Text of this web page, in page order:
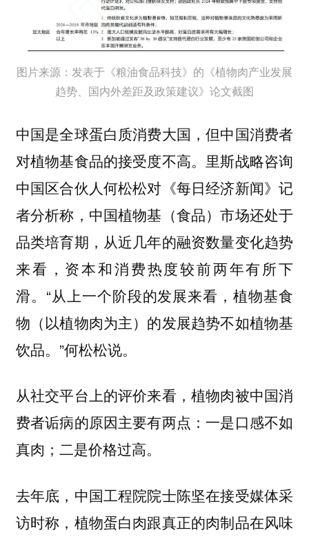
图片来源：发表于《粮油食品科技》的《植物肉产业发展
趋势、国内外差距及政策建议》论文截图
中国是全球蛋白质消费大国，但中国消费者
对植物基食品的接受度不高。里斯战略咨询
中国区合伙人何松松对《每日经济新闻》记
者分析称，中国植物基（食品）市场还处于
品类培育期，从近几年的融资数量变化趋势
来看，资本和消费热度较前两年有所下
滑。“从上一个阶段的发展来看，植物基食
物（以植物肉为主）的发展趋势不如植物基
饮品。”何松松说。
从社交平台上的评价来看，植物肉被中国消
费者诟病的原因主要有两点：一是口感不如
真肉；二是价格过高。
去年底，中国工程院院士陈坚在接受媒体采
访时称，植物蛋白肉跟真正的肉制品在风味